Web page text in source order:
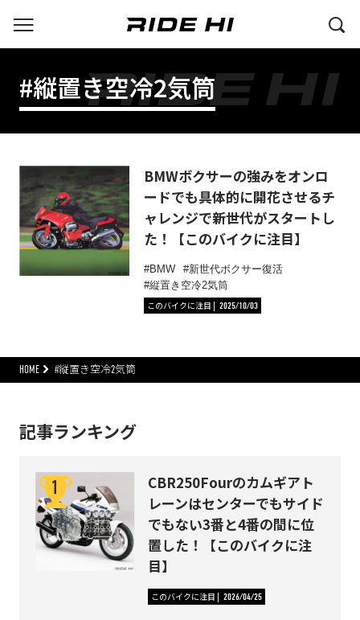
#縦置き空冷2気筒
BMWボクサーの強みをオンロ
ードでも具体的に開花させるチ
ャレンジで新世代がスタートし
た！【このバイクに注目】
BMW
新世代ボクサー復活
縦置き空冷2気筒
このバイクに注目
2025/10/03
HOME #縦置き空冷2気筒
記事ランキング
CBR250Fourのカムギアト
レーンはセンターでもサイド
でもない3番と4番の間に位
置した！【このバイクに注
目】
このバイクに注目 2026/04/25